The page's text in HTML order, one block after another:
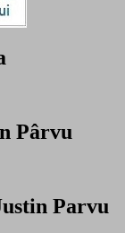
Pârvu
Parvu